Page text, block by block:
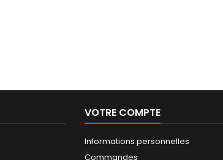
VOTRE COMPTE
Informations personnelles
Commandes